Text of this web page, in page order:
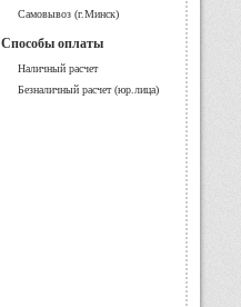
Самовывоз (г.Минск)
Способы оплаты
Наличный расчет
Безналичный расчет (юр.лица)